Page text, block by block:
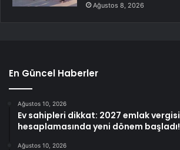
Ağustos 8, 2026
En Güncel Haberler
Ağustos 10, 2026
Ev sahipleri dikkat: 2027 emlak vergisi
hesaplamasında yeni dönem başladı!
Ağustos 10, 2026